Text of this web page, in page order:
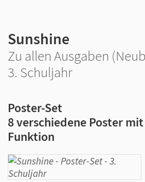
Sunshine
Zu allen Ausgaben
3. Schuljahr
Poster-Set
8 verschiedene Poster
Funktion